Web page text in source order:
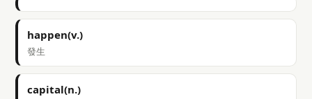
happen(v.)
發生
capital(n.)